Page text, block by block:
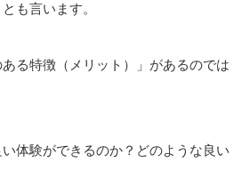
も言います。
る特徴（メリット）」があるのでは
体験ができるのか？どのような良い